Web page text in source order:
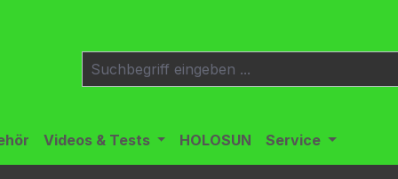
Videos & Tests HOLOSUN Service